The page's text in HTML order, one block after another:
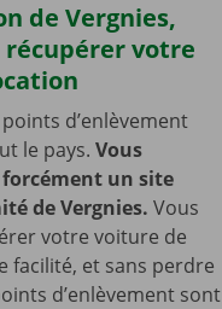
de Vergnies,
récupérer votre
d’enlèvement
le pays. Vous
un site
de Vergnies. Vous
votre voiture de
facilité, et sans perdre
d’enlèvement sont